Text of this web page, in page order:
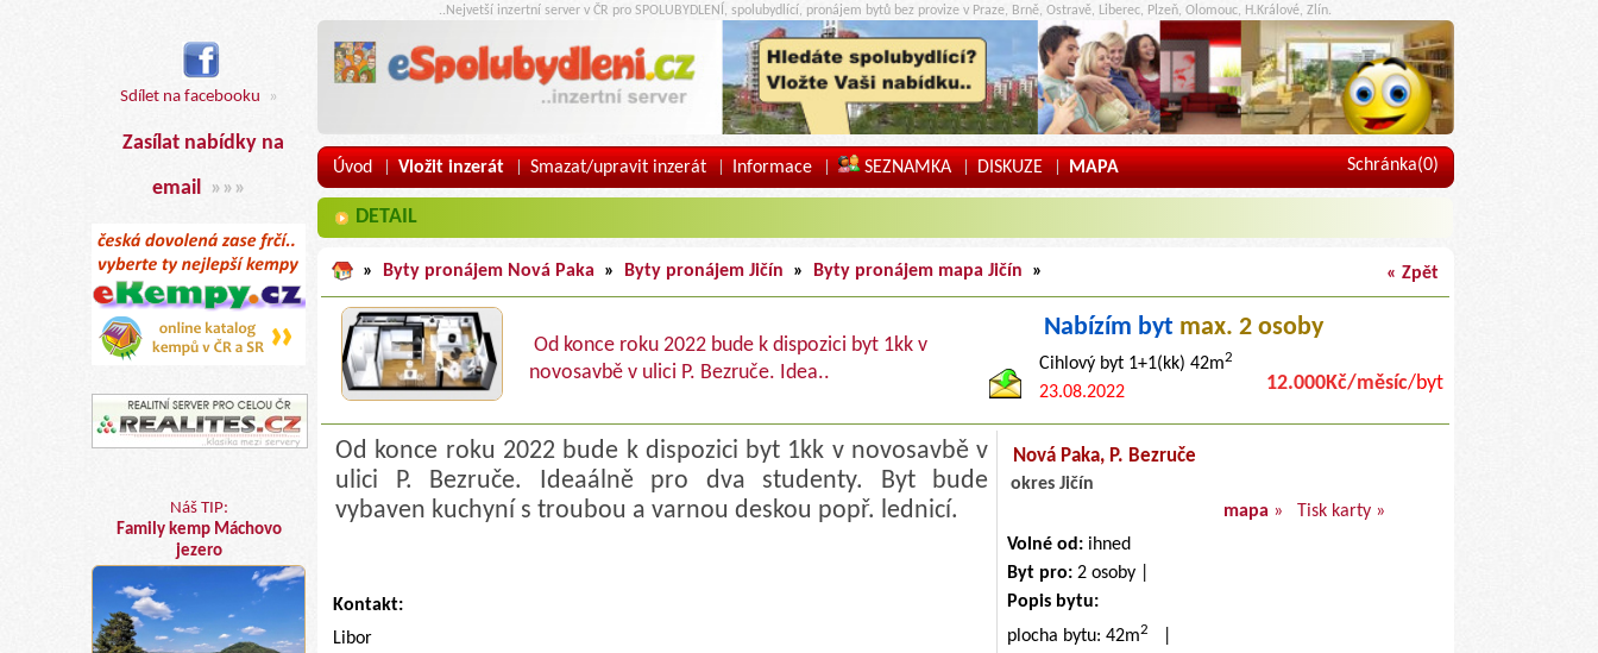
Sdílet na facebooku »
Zasílat nabídky na
email »»»
Náš TIP:
Family kemp Máchovo
jezero
..Nejvetší inzertní server v ČR pro SPOLUBYDLENÍ, spolubydlící, pronájem bytů bez provize v Praze, Brně, Ostravě, Liberec, Plzeň, Olomouc, H.Králové, Zlín.
Úvod | Vložit inzerát | Smazat/upravit inzerát | Informace | SEZNAMKA | DISKUZE | MAPA Schránka(0)
DETAIL
» Byty pronájem Nová Paka » Byty pronájem Jičín » Byty pronájem mapa Jičín » « Zpět
Od konce roku 2022 bude k dispozici byt 1kk v
novosavbě v ulici P. Bezruče. Idea..
Nabízím byt max. 2 osoby
Cihlový byt 1+1(kk) 42m2
12.000Kč/měsíc/byt
23.08.2022
Od konce roku 2022 bude k dispozici byt 1kk v novosavbě v
ulici P. Bezruče. Ideaálně pro dva studenty. Byt bude
vybaven kuchyní s troubou a varnou deskou popř. lednicí.
Kontakt:
Libor
Nová Paka, P. Bezruče
okres Jičín
mapa »
Tisk karty »
Volné od: ihned
Byt pro:2 osoby |
Popis bytu:
plocha bytu: 42m2